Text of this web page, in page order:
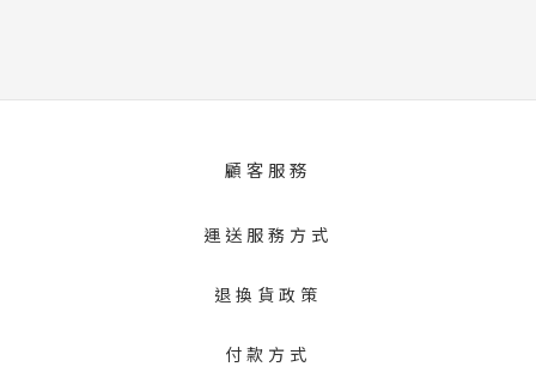
顧客服務
運送服務方式
退換貨政策
付款方式